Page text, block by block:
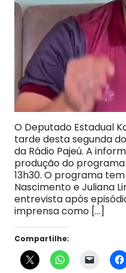
O Deputado Estadual
tarde desta segunda
da Rádio Pajeú. A
produção do
13h30. O programa
Nascimento e Juliana
entrevista após
imprensa como […]
Compartilhe: